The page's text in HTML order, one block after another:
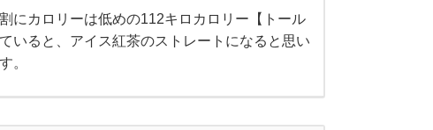
にカロリーは低めの112キロカロリー【トール
いると、アイス紅茶のストレートになると思い
。